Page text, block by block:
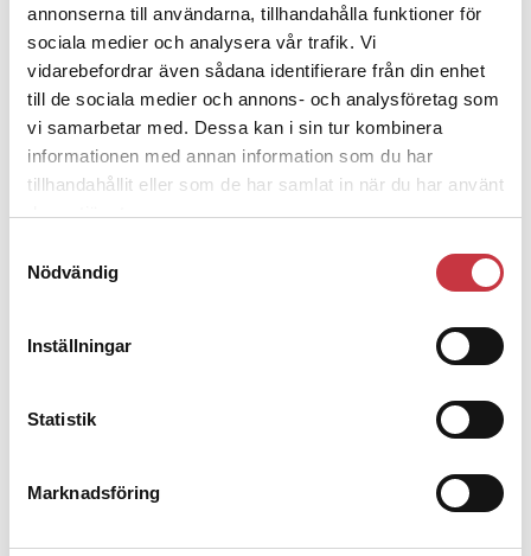
annonserna till användarna, tillhandahålla funktioner för
sociala medier och analysera vår trafik. Vi
vidarebefordrar även sådana identifierare från din enhet
till de sociala medier och annons- och analysföretag som
vi samarbetar med. Dessa kan i sin tur kombinera
informationen med annan information som du har
tillhandahållit eller som de har samlat in när du har använt
deras tjänster.
Nödvändig
Inställningar
Statistik
Marknadsföring
Fackligt uppdrag: Rekryteringsansvarig, Norrbotten
Familj: Sambo Jenni, Henrik, Alexander – 4 år respektive sex
månader
Ålder: 27 år
FO Norrbotten
Antal medlemmar: 409
Ordförande: Björn Lundberg
Ämnen i artikeln